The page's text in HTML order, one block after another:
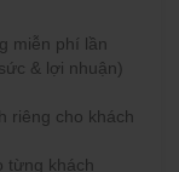
miễn phí lần
& lợi nhuận)
riêng cho khách
từng khách